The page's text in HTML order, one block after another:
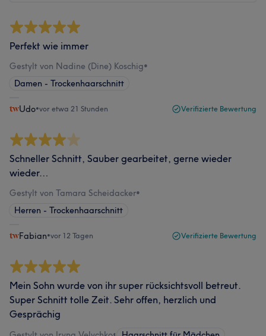
Perfekt wie immer
Gestylt von Nadine (Dine) Koschig•
Damen - Trockenhaarschnitt
Udo•vor etwa 21 Stunden Verifizierte Bewertung
Schneller Schnitt, Sauber gearbeitet, gerne wieder
wieder…
Gestylt von Tamara Scheidacker•
Herren - Trockenhaarschnitt
Fabian•vor 12 Tagen Verifizierte Bewertung
Mein Sohn wurde von ihr super rücksichtsvoll betreut.
Super Schnitt tolle Zeit. Sehr offen, herzlich und
Gesprächig